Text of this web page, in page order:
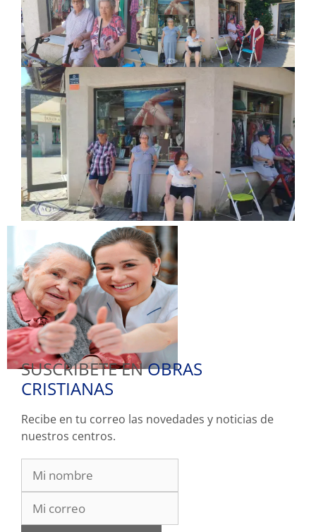
SUSCRIBETE ENOBRAS
CRISTIANAS
Recibe en tu correo las novedades y noticias de
nuestros centros.